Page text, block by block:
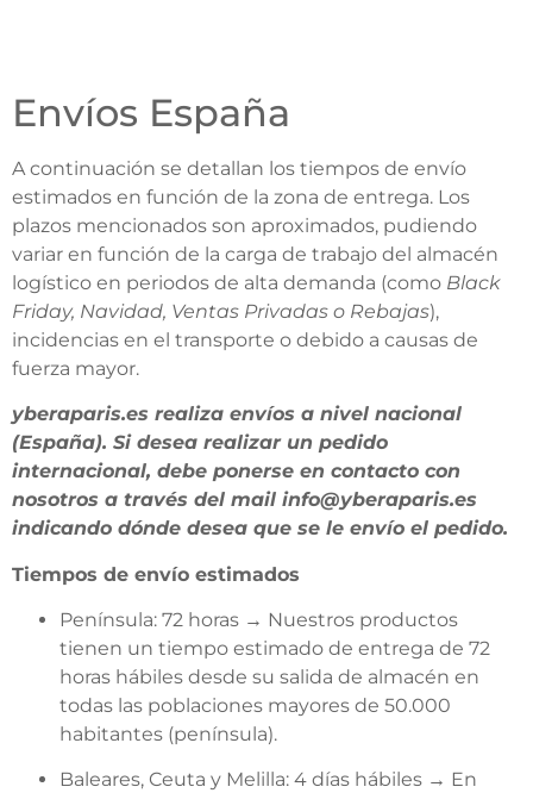
Envíos España
A continuación se detallan los tiempos de envío
estimados en función de la zona de entrega. Los
plazos mencionados son aproximados, pudiendo
variar en función de la carga de trabajo del almacén
logístico en periodos de alta demanda (como Black
Friday, Navidad, Ventas Privadas o Rebajas),
incidencias en el transporte o debido a causas de
fuerza mayor.
yberaparis.es realiza envíos a nivel nacional
(España). Si desea realizar un pedido
internacional, debe ponerse en contacto con
nosotros a través del mail info@yberaparis.es
indicando dónde desea que se le envío el pedido.
Tiempos de envío estimados
Península: 72 horas → Nuestros productos
tienen un tiempo estimado de entrega de 72
horas hábiles desde su salida de almacén en
todas las poblaciones mayores de 50.000
habitantes (península).
Baleares, Ceuta y Melilla: 4 días hábiles → En